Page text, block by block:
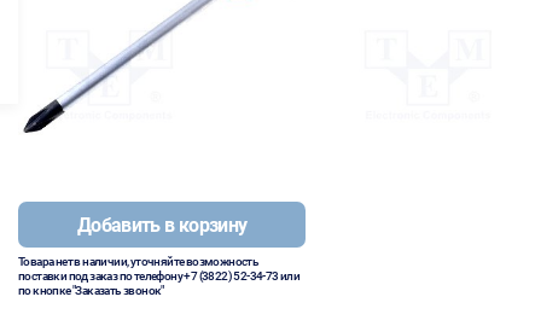
Добавить в корзину
Товара нет в наличии, уточняйте возможность
поставки под заказ по телефону+7 (3822) 52-34-73или
по кнопке "Заказать звонок"